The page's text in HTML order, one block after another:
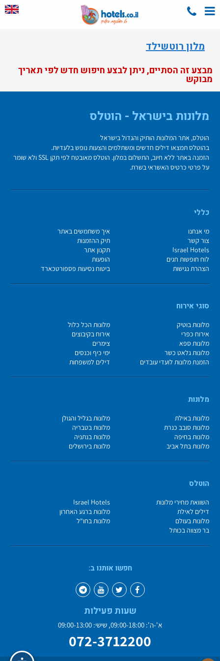
מלון רוטשילד
מבצע זה הסתיים, ניתן לבצע חיפוש חדש לפי תאריך
מבוקש
מלונות בישראל - הוטלס
הוטלס, אתר המלונות הותיק והגדול בישראל
בהוטלס תמצאו דילים חדשים ומשתלמים והצעות נופש בלעדיות.
הזמנה באתר ללא חיוב, התשלום במלון. הוטלס מאובטח לפי תקן SSL ולא שומר
על פרטי כרטיס האשראי בשרת.
כללי
מי אנחנו
איך משתמשים באתר
צור קשר
תיק ההזמנות
Israel Hotels
תקנון אתר
לוח חופשות חגים
הופעות
הצהרת נגישות
ביטוח נסיעות פספורטכארד
סוגי אירוח
מלונות בוטיק
מלונות הכל כלול
אירוח כפרי
אירוח בקיבוצים
מלונות ספא
צימרים
מלונות גלאט כשר
ימי כיף וכנסים
הזמנת מלונות לועדי עובדים
דילים למשפחות
מלונות
מלונות באילת
מלונות בגליל והגולן
מלונות סובב כנרת
מלונות בטבריה
מלונות בחיפה
מלונות בנתניה
מלונות בתל אביב
מלונות בירושלים
הוטלס
השוואת מחירי מלונות
Israel Hotels
דילים לאילת
מלונות ברגע האחרון
מלונות בעולם
מלונות בחו"ל
בר מצווה בכותל
חפשו אותנו ב:
שעות פעילות
א'-ה': 09:00-18:00, שישי: 09:00-13:00
072-3712200